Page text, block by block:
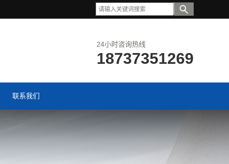
24小时咨询热线
18737351269
联系我们